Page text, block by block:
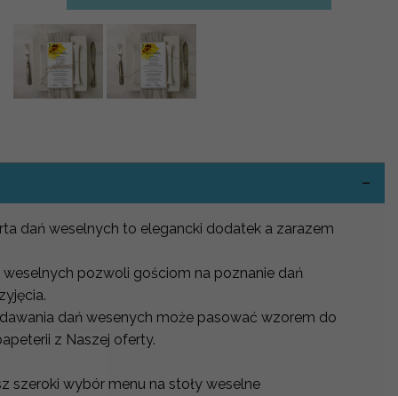
dań weselnych to elegancki dodatek a zarazem
pozwoli gościom na poznanie dań
dań wesenych może pasować wzorem do
z Naszej oferty.
szeroki wybór menu na stoły weselne